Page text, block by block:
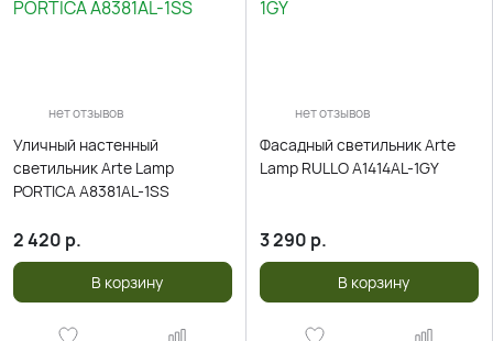
нет отзывов
Уличный настенный
светильник Arte Lamp
PORTICA A8381AL-1SS
2 420 р.
В корзину
нет отзывов
Фасадный светильник Arte
Lamp RULLO A1414AL-1GY
3 290 р.
В корзину